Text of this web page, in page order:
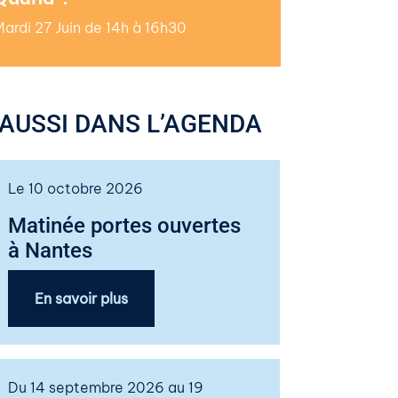
27 Juin de 14h à 16h30
DANS L’AGENDA
Le 10 octobre 2026
Matinée portes ouvertes
à Nantes
En savoir plus
Du 14 septembre 2026 au 19